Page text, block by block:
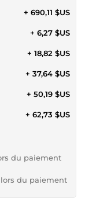
+ 690,11 $US
+ 6,27 $US
+ 18,82 $US
+ 37,64 $US
+ 50,19 $US
+ 62,73 $US
du paiement
du paiement